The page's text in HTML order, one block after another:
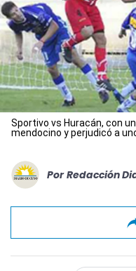
Sportivo vs Huracán, con
mendocino y perjudicó a
Por Redacción